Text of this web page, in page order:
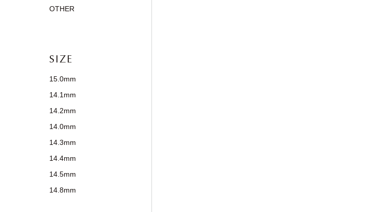
OTHER
SIZE
15.0mm
14.1mm
14.2mm
14.0mm
14.3mm
14.4mm
14.5mm
14.8mm